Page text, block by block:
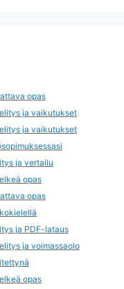
opas
ja vaikutukset
ja vaikutukset
ja vertailu
opas
opas
ja PDF-lataus
ja voimassaolo
opas